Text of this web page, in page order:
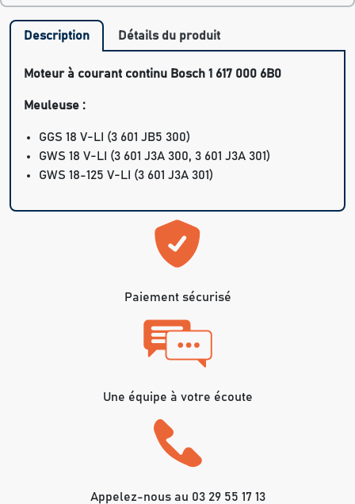
Description Détails du produit
Moteur à courant continu Bosch 1 617 000 6B0
Meuleuse :
GGS 18 V-LI (3 601 JB5 300)
GWS 18 V-LI (3 601 J3A 300, 3 601 J3A 301)
GWS 18-125 V-LI (3 601 J3A 301)
Paiement sécurisé
Une équipe à votre écoute
Appelez-nous au 03 29 55 17 13